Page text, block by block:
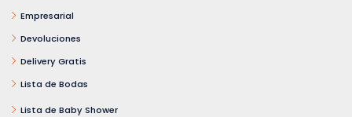
Empresarial
Devoluciones
Delivery Gratis
Lista de Bodas
Lista de Baby Shower